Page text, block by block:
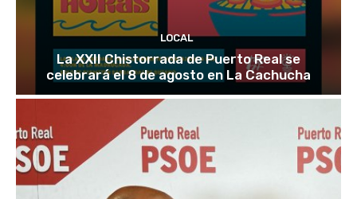
LOCAL
La XXII Chistorrada de Puerto Real se
celebrará el 8 de agosto en La Cachucha